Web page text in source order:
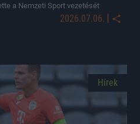
a Nemzeti Sport vezetését
2026.07.06. |
Hírek